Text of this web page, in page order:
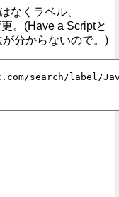
なくラベル、
。(Have a Scriptと
分からないので。)